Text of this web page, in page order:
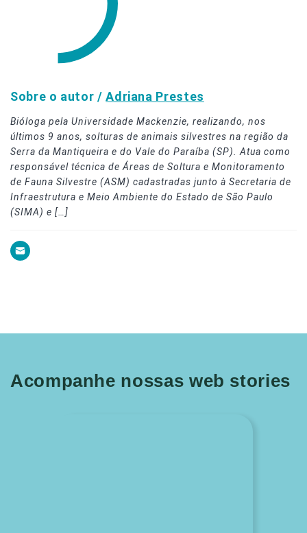
Sobre o autor /Adriana Prestes
Bióloga pela Universidade Mackenzie, realizando, nos
últimos 9 anos, solturas de animais silvestres na região da
Serra da Mantiqueira e do Vale do Paraíba (SP). Atua como
responsável técnica de Áreas de Soltura e Monitoramento
de Fauna Silvestre (ASM) cadastradas junto à Secretaria de
Infraestrutura e Meio Ambiente do Estado de São Paulo
(SIMA) e […]
Acompanhe nossas web stories